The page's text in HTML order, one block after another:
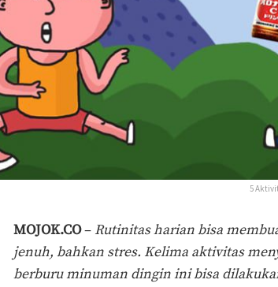
5
MOJOK.CO– Rutinitas harian bisa
jenuh, bahkan stres. Kelima aktivitas
berburu minuman dingin ini bisa